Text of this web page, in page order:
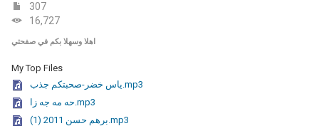
307
16,727
اهلا وسهلا بكم في صفحتي
My Top Files
ياس خضر-صحبتكم جذب.mp3
حه مه جه زا.mp3
برهم حسن 2011 (1).mp3